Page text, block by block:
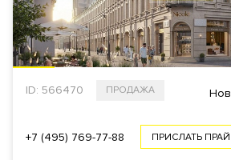
ID: 566470 ПРОДАЖА
+7 (495) 769-77-88 ПРИСЛАТЬ